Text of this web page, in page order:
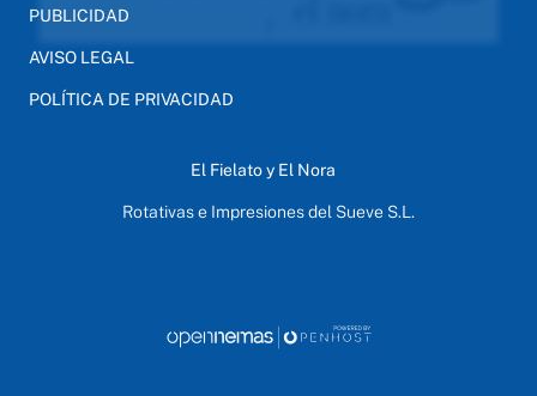
PUBLICIDAD
AVISO LEGAL
POLÍTICA DE PRIVACIDAD
El Fielato y El Nora
Rotativas e Impresiones del Sueve S.L.